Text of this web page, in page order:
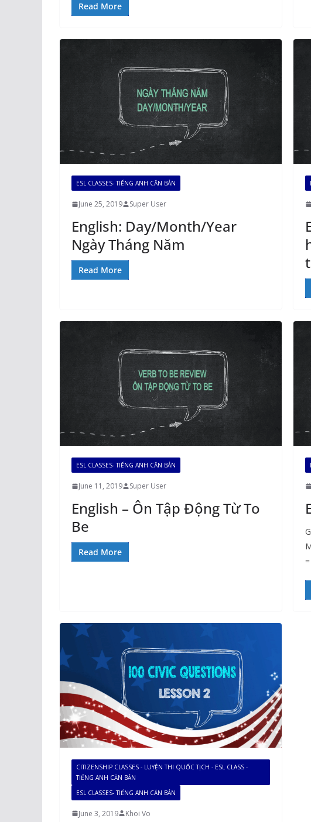
Read More
ESL CLASSES- TIẾNG ANH CĂN BẢN
June 25, 2019 Super User
English: Day/Month/Year
Ngày Tháng Năm
Read More
ESL CLASSES- TIẾNG ANH CĂN BẢN
June 11, 2019 Super User
English – Ôn Tập Động Từ To
Be
Read More
CITIZENSHIP CLASSES - LUYỆN THI QUỐC TỊCH - ESL CLASS -
TIẾNG ANH CĂN BẢN
ESL CLASSES- TIẾNG ANH CĂN BẢN
June 3, 2019 Khoi Vo